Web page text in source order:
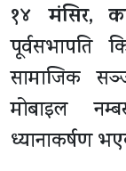
१४ मंसिर,
पूर्वसभापति
सामाजिक
मोबाइल
ध्यानाकर्षण